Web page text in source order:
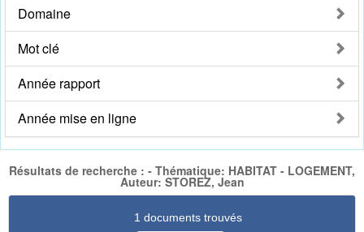
Domaine
Mot clé
Année rapport
Année mise en ligne
Résultats de recherche : - Thématique: HABITAT - LOGEMENT,
Auteur: STOREZ, Jean
1 documents trouvés